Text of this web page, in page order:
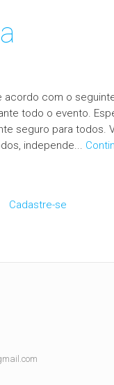
com o
todo o evento.
seguro para todos.
independe...
Cadastre-se